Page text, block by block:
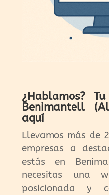
¿Hablamos?
Benimantell
aquí
Llevamos más de
empresas a
estás en
necesitas una
posicionada y